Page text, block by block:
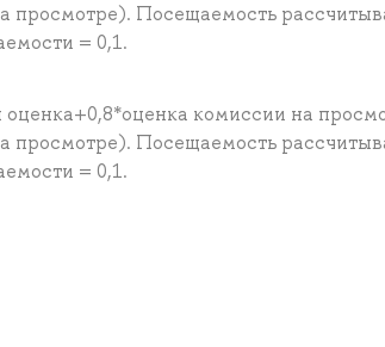
просмотре). Посещаемость
= 0,1.
комиссии на
просмотре). Посещаемость
= 0,1.